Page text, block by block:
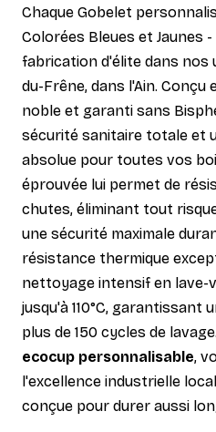
Chaque Gobelet
Colorées Bleues et Jaunes
fabrication d'élite dans nos
du-Frêne, dans l'Ain. Conçu
noble et garanti sans
sécurité sanitaire totale et
absolue pour toutes vos
éprouvée lui permet de
chutes, éliminant tout
une sécurité maximale
résistance thermique
nettoyage intensif en lave-
jusqu'à 110°C, garantissant
plus de 150 cycles de
ecocup personnalisable,
l'excellence industrielle
conçue pour durer aussi